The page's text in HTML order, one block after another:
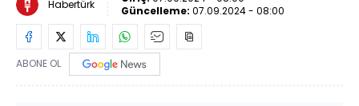
Habertürk
Güncelleme: 07.09.2024 - 08:00
ABONE OL